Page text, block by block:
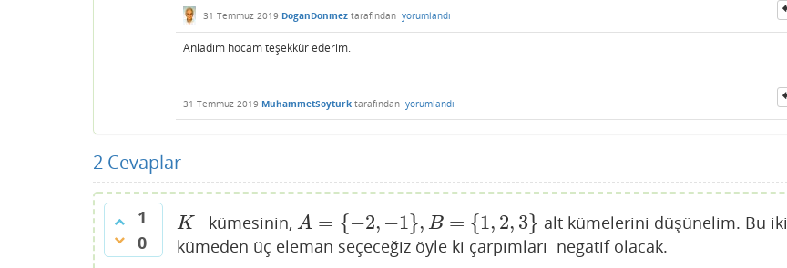
31 Temmuz 2019 DoganDonmez tarafından yorumlandı
Anladım hocam teşekkür ederim.
31 Temmuz 2019 MuhammetSoyturk tarafından yorumlandı
2 Cevaplar
1
0
K
K kümesinin,A = {−2, −1}, B = {1, 2, 3}
A= {−2,−1},B ={1 2, 3}
alt kümelerini düşünelim. Bu iki
kümeden üç eleman seçeceğiz öyle ki çarpımları negatif olacak.